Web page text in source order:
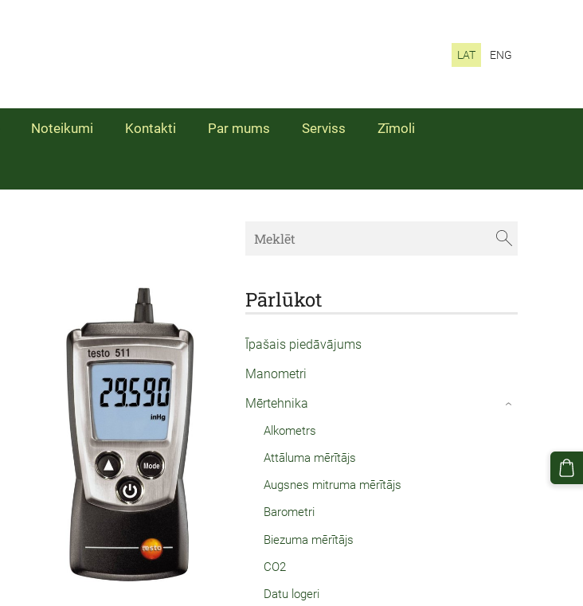
LAT ENG
Noteikumi Kontakti Par mums Serviss Zīmoli
Pārlūkot
Īpašais piedāvājums
Manometri
Mērtehnika
Alkometrs
Attāluma mērītājs
Augsnes mitruma mērītājs
Barometri
Biezuma mērītājs
CO2
Datu logeri
›